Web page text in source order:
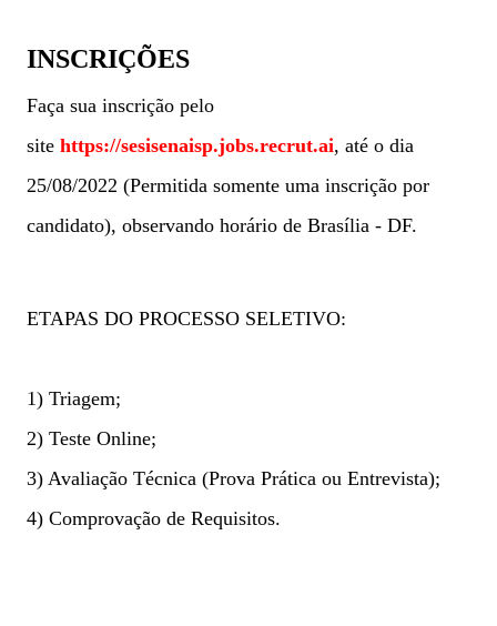
INSCRIÇÕES
Faça sua inscrição pelo
site https://sesisenaisp.jobs.recrut.ai, até o dia
25/08/2022 (Permitida somente uma inscrição por
candidato), observando horário de Brasília - DF.
ETAPAS DO PROCESSO SELETIVO:
1) Triagem;
2) Teste Online;
3) Avaliação Técnica (Prova Prática ou Entrevista);
4) Comprovação de Requisitos.